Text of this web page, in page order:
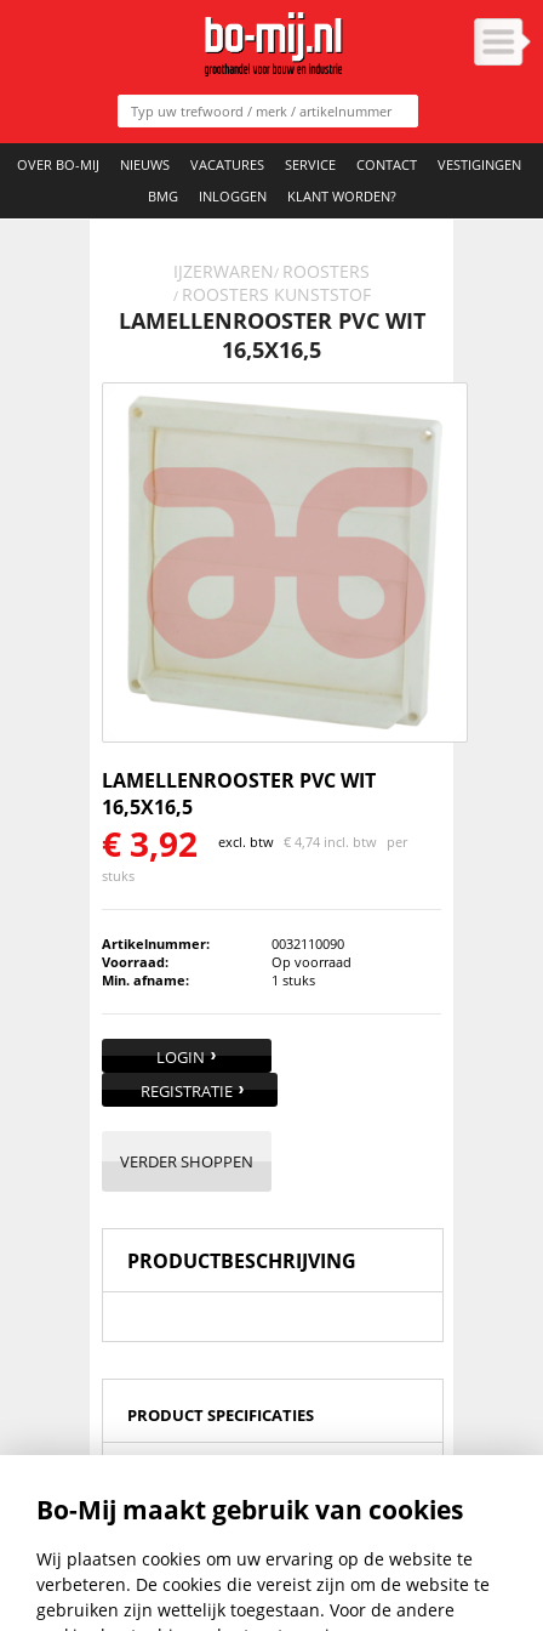
OVER BO-MIJ NIEUWS VACATURES SERVICE CONTACT
VESTIGINGEN
BMG
INLOGGEN KLANT WORDEN?
IJZERWAREN/ ROOSTERS
/ ROOSTERS KUNSTSTOF
LAMELLENROOSTER PVC WIT
16,5X16,5
LAMELLENROOSTER PVC WIT
16,5X16,5
€ 3,92 excl. btw € 4,74 incl. btw per
stuks
Artikelnummer:
0032110090
Voorraad:
Op voorraad
Min. afname:
1 stuks
LOGIN
REGISTRATIE
VERDER SHOPPEN
PRODUCTBESCHRIJVING
PRODUCT SPECIFICATIES
Kleur: Wit
Materiaal:
Breedte (mm):165
Bo-Mij maakt gebruik van cookies
Wij plaatsen cookies om uw ervaring op de website te
verbeteren. De cookies die vereist zijn om de website te
gebruiken zijn wettelijk toegestaan. Voor de andere